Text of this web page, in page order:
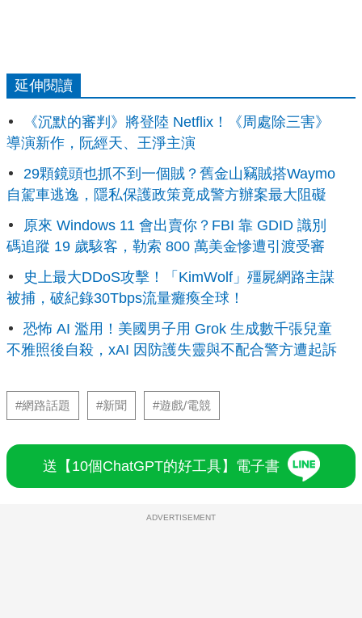
延伸閱讀
《沉默的審判》將登陸 Netflix！《周處除三害》
導演新作，阮經天、王淨主演
29顆鏡頭也抓不到一個賊？舊金山竊賊搭Waymo
自駕車逃逸，隱私保護政策竟成警方辦案最大阻礙
原來 Windows 11 會出賣你？FBI 靠 GDID 識別
碼追蹤 19 歲駭客，勒索 800 萬美金慘遭引渡受審
史上最大DDoS攻擊！「KimWolf」殭屍網路主謀
被捕，破紀錄30Tbps流量癱瘓全球！
恐怖 AI 濫用！美國男子用 Grok 生成數千張兒童
不雅照後自殺，xAI 因防護失靈與不配合警方遭起訴
#網路話題 #新聞 #遊戲/電競
送【10個ChatGPT的好工具】電子書
ADVERTISEMENT